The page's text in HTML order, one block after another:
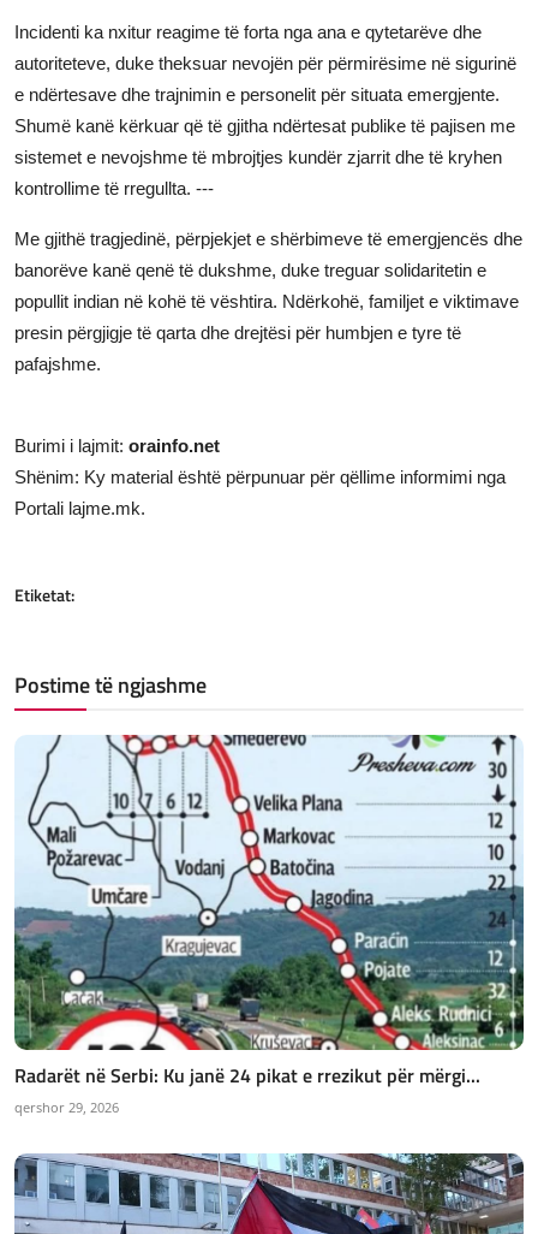
Incidenti ka nxitur reagime të forta nga ana e qytetarëve dhe
autoriteteve, duke theksuar nevojën për përmirësime në sigurinë
e ndërtesave dhe trajnimin e personelit për situata emergjente.
Shumë kanë kërkuar që të gjitha ndërtesat publike të pajisen me
sistemet e nevojshme të mbrojtjes kundër zjarrit dhe të kryhen
kontrollime të rregullta. ---
Me gjithë tragjedinë, përpjekjet e shërbimeve të emergjencës dhe
banorëve kanë qenë të dukshme, duke treguar solidaritetin e
popullit indian në kohë të vështira. Ndërkohë, familjet e viktimave
presin përgjigje të qarta dhe drejtësi për humbjen e tyre të
pafajshme.
Burimi i lajmit: orainfo.net
Shënim: Ky material është përpunuar për qëllime informimi nga
Portali lajme.mk.
Etiketat:
Postime të ngjashme
Radarët në Serbi: Ku janë 24 pikat e rrezikut për mërgi...
qershor 29, 2026